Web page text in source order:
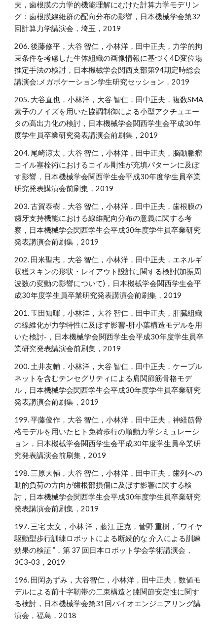
夫，歯根膜の力学的機能理解にむけた計算力学モデリン
グ：歯根膜線維群の配向分布の影響，日本機械学会第32
回計算力学講演会，埼玉，2019
206. 後藤修平，大谷 智仁，小林洋，田中正夫，力学的拘
束条件を考慮した生体組織の画像情報に基づく4D変位場
推定手法の検討，日本機械学会関西支部第94期定時総会
講演会:メガボケーション学生研究セッション，2019
205. 大谷直也，小林洋，大谷 智仁，田中正夫，複数SMA
素子のノイズを用いた協調制御による小型アクチュエー
タの高出力化の検討，日本機械学会関西学生会平成30年
度学生員卒業研究発表講演会前刷集，2019
204. 尾崎涼太，大谷 智仁，小林洋，田中正夫，脳動脈瘤
コイル塞栓術におけるコイル剛性が充填パターンに及ぼ
す影響，日本機械学会関西学生会平成30年度学生員卒業
研究発表講演会前刷集，2019
203. 古賀泰樹，大谷 智仁，小林洋，田中正夫，歯根膜の
歯牙支持機能における線維配向分布の意義に関する考
察，日本機械学会関西学生会平成30年度学生員卒業研究
発表講演会前刷集，2019
202. 田米聖志，大谷 智仁，小林洋，田中正夫，エネルギ
収穫スキンの形状・レイアウト設計に関する検討(加振周
波数の変動の影響について)，日本機械学会関西学生会平
成30年度学生員卒業研究発表講演会前刷集，2019
201. 玉田知暉，小林洋，大谷 智仁，田中正夫，肝臓組織
の線維化が力学特性に及ぼす影響-肝小葉構造モデルを用
いた検討-，日本機械学会関西学生会平成30年度学生員卒
業研究発表講演会前刷集，2019
200. 土井友輔，小林洋，大谷 智仁，田中正夫，ケーブル
ネットを含むテンセグリティによる肩関節筋骨格モデ
ル，日本機械学会関西学生会平成30年度学生員卒業研究
発表講演会前刷集，2019
199. 平藤俊作，大谷 智仁，小林洋，田中正夫，神経筋骨
格モデルを用いたヒト免荷歩行の順動力学シミュレーシ
ョン，日本機械学会関西学生会平成30年度学生員卒業研
究発表講演会前刷集，2019
198. 三原大輔，大谷 智仁，小林洋，田中正夫，歯列への
動的負荷の方向が歯根部損傷に及ぼす影響に関する検
討，日本機械学会関西学生会平成30年度学生員卒業研究
発表講演会前刷集，2019
197. 三宅 太文，小林 洋，藤江 正克，菅野 重樹，“ワイヤ
駆動型歩行訓練ロボットによる断続的な 介入による訓練
効果の検証 ”，第 37 回日本ロボット学会学術講演会，
3C3-03，2019
196. 田岡あずみ，大谷智仁，小林洋，田中正夫，数値モ
デルによる前十字靭帯の二束構造と膝関節安定性に関す
る検討，日本機械学会第31回バイオエンジニアリング講
演会，福島，2018